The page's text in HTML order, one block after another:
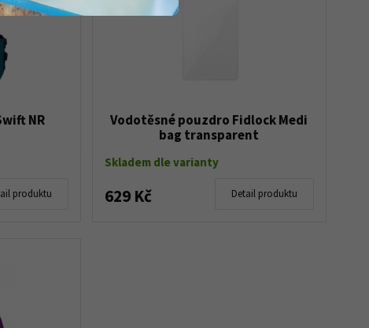
NR
produktu
Vodotěsné pouzdro Fidlock Medi
bag transparent
Skladem dle varianty
629 Kč Detail produktu